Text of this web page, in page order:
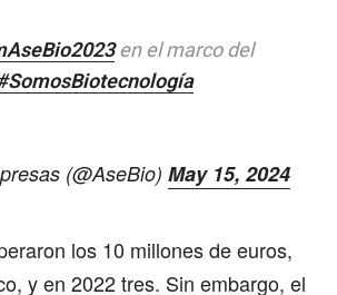
en el marco del
(@AseBio) May 15, 2024
los 10 millones de euros,
y en 2022 tres. Sin embargo, el